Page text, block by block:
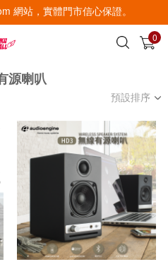
網站，實體門市信心保證。
0
查看
源喇叭
預設排序